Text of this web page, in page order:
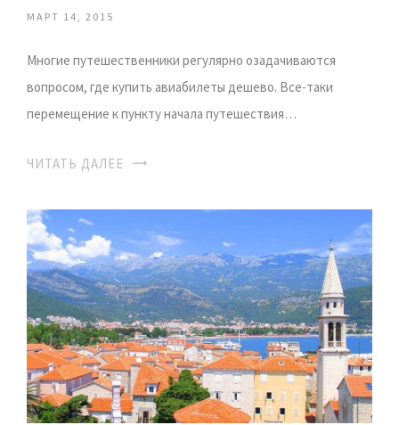
МАРТ 14, 2015
Многие путешественники регулярно озадачиваются
вопросом, где купить авиабилеты дешево. Все-таки
перемещение к пункту начала путешествия…
ЧИТАТЬ ДАЛЕЕ